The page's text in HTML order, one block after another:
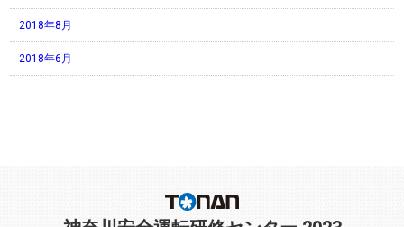
2018年8月
2018年6月